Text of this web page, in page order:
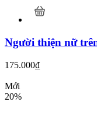
Người thiện nữ
175.000₫
Mới
20%